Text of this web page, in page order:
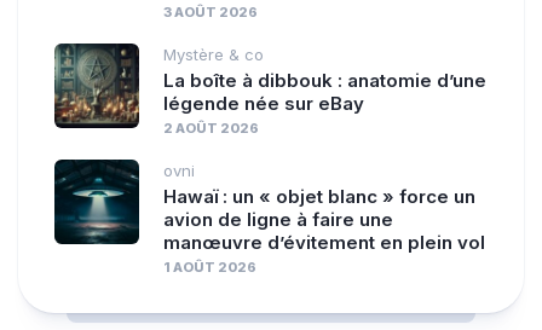
3 AOÛT 2026
Mystère & co
La boîte à dibbouk : anatomie d’une
légende née sur eBay
2 AOÛT 2026
ovni
Hawaï : un « objet blanc » force un
avion de ligne à faire une
manœuvre d’évitement en plein vol
1 AOÛT 2026